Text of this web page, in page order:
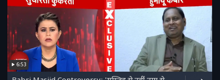
6:53